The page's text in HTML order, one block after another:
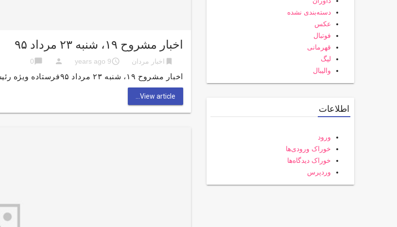
اخبار مشروح ۱۹، شنبه ۲۳ مرداد ۹۵
bookmark اخبار مردان access_time
9 years ago
person
chat_bubble
0
اخبار مشروح ۱۹، شنبه ۲۳ مرداد ۹۵فرستاده ویژه رئیس جمهور کوبا در تهران / ایرانی ها ۷۹ دقیقه در هفته …
View article...
دسته‌بندی نشده
عکس
فوتبال
قهرمانی
لیگ
والیبال
اطلاعات
ورود
خوراک ورودی‌ها
خوراک دیدگاه‌ها
وردپرس